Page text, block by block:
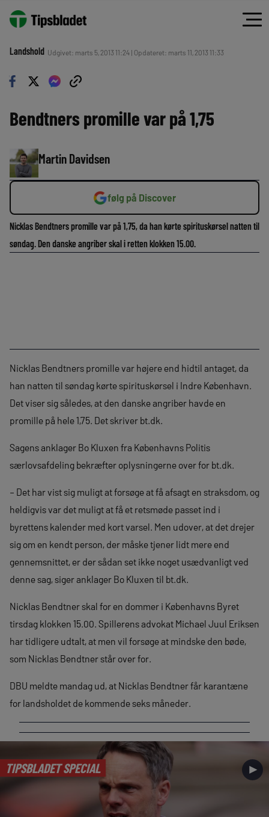
Landshold Udgivet: marts 5, 2013 11:24 | Opdateret: marts 11, 2013 11:33
Bendtners promille var på 1,75
Martin Davidsen
følg på Discover
Nicklas Bendtners promille var på 1,75, da han kørte spirituskørsel natten til
søndag. Den danske angriber skal i retten klokken 15.00.
Nicklas Bendtners promille var højere end hidtil antaget, da
han natten til søndag kørte spirituskørsel i Indre København.
Det viser sig således, at den danske angriber havde en
promille på hele 1,75. Det skriver bt.dk.
Sagens anklager Bo Kluxen fra Københavns Politis
særlovsafdeling bekræfter oplysningerne over for bt.dk.
– Det har vist sig muligt at forsøge at få afsagt en straksdom, og
heldigvis var det muligt at få et retsmøde passet ind i
byrettens kalender med kort varsel. Men udover, at det drejer
sig om en kendt person, der måske tjener lidt mere end
gennemsnittet, er der sådan set ikke noget usædvanligt ved
denne sag, siger anklager Bo Kluxen til bt.dk.
Nicklas Bendtner skal for en dommer i Københavns Byret
tirsdag klokken 15.00. Spillerens advokat Michael Juul Eriksen
har tidligere udtalt, at men vil forsøge at mindske den bøde,
som Nicklas Bendtner står over for.
DBU meldte mandag ud, at Nicklas Bendtner får karantæne
for landsholdet de kommende seks måneder.
TIPSBLADET SPECIAL ►